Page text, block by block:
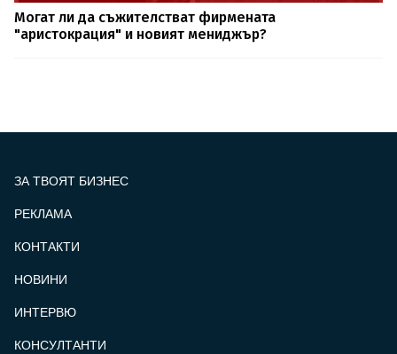
Могат ли да съжителстват фирмената
"аристокрация" и новият мениджър?
ЗА ТВОЯТ БИЗНЕС
РЕКЛАМА
КОНТАКТИ
НОВИНИ
ИНТЕРВЮ
КОНСУЛТАНТИ